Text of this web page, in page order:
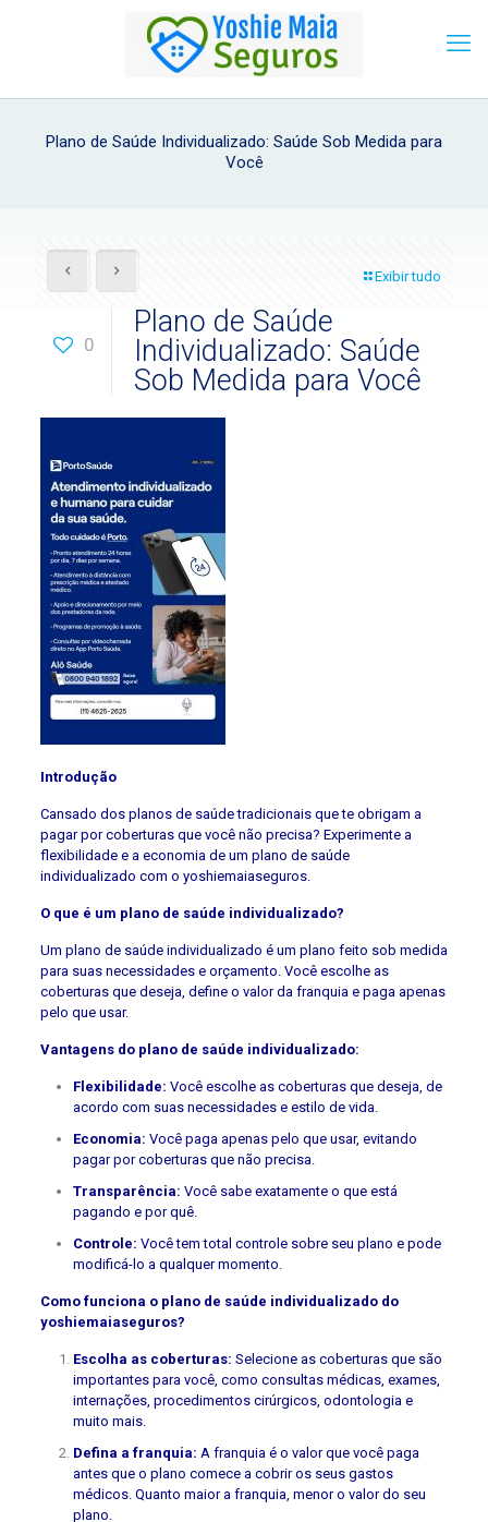
Plano de Saúde Individualizado: Saúde Sob Medida para
Você
Exibir tudo
0
Plano de Saúde
Individualizado: Saúde
Sob Medida para Você
Introdução
Cansado dos planos de saúde tradicionais que te obrigam a
pagar por coberturas que você não precisa? Experimente a
flexibilidade e a economia de um plano de saúde
individualizado com o yoshiemaiaseguros.
O que é um plano de saúde individualizado?
Um plano de saúde individualizado é um plano feito sob medida
para suas necessidades e orçamento. Você escolhe as
coberturas que deseja, define o valor da franquia e paga apenas
pelo que usar.
Vantagens do plano de saúde individualizado:
Flexibilidade: Você escolhe as coberturas que deseja, de
acordo com suas necessidades e estilo de vida.
Economia: Você paga apenas pelo que usar, evitando
pagar por coberturas que não precisa.
Transparência: Você sabe exatamente o que está
pagando e por quê.
Controle: Você tem total controle sobre seu plano e pode
modificá-lo a qualquer momento.
Como funciona o plano de saúde individualizado do
yoshiemaiaseguros?
Escolha as coberturas: Selecione as coberturas que são
importantes para você, como consultas médicas, exames,
internações, procedimentos cirúrgicos, odontologia e
muito mais.
Defina a franquia: A franquia é o valor que você paga
antes que o plano comece a cobrir os seus gastos
médicos. Quanto maior a franquia, menor o valor do seu
plano.